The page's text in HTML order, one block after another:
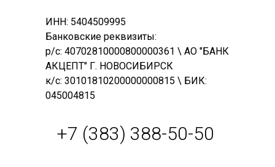
+7 (383) 388-50-50
ИНН: 5404509995
Банковские реквизиты:
р/с: 40702810000800000361 \ АО "БАНК
АКЦЕПТ" Г. НОВОСИБИРСК
к/с: 30101810200000000815 \ БИК:
045004815